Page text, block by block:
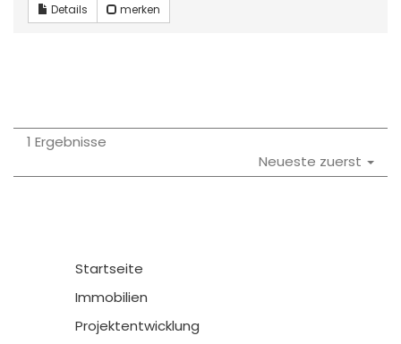
Details merken
1 Ergebnisse
Neueste zuerst
Startseite
Immobilien
Projektentwicklung